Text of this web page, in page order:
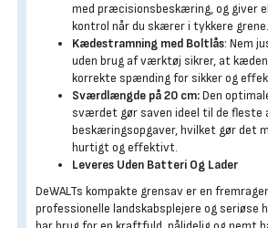
med præcisionsbeskæring, og giver
kontrol når du skærer i tykkere grene.
Kædestramning med Boltlås: Nem
uden brug af værktøj sikrer, at
korrekte spænding for sikker og
Sværdlængde på 20 cm:Den
sværdet gør saven ideel til de fleste
beskæringsopgaver, hvilket gør det
hurtigt og effektivt.
Leveres Uden Batteri Og Lader
DeWALTs kompakte grensav er en
professionelle landskabsplejere og seriøse